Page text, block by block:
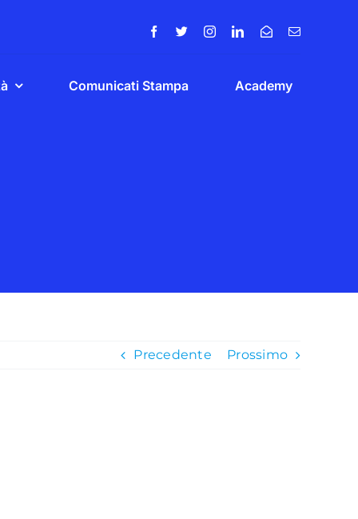
Comunicati Stampa Academy
Precedente Prossimo